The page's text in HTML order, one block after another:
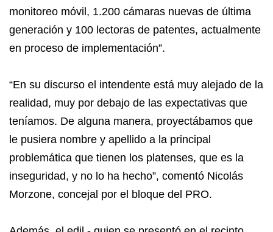
monitoreo móvil, 1.200 cámaras nuevas de última
generación y 100 lectoras de patentes, actualmente
en proceso de implementación”.
“En su discurso el intendente está muy alejado de la
realidad, muy por debajo de las expectativas que
teníamos. De alguna manera, proyectábamos que
le pusiera nombre y apellido a la principal
problemática que tienen los platenses, que es la
inseguridad, y no lo ha hecho”, comentó Nicolás
Morzone, concejal por el bloque del PRO.